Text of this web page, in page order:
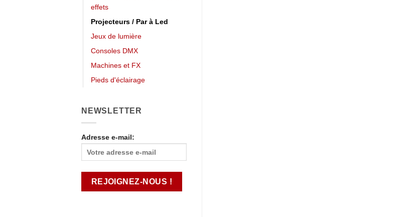
effets
Projecteurs / Par à Led
Jeux de lumière
Consoles DMX
Machines et FX
Pieds d'éclairage
NEWSLETTER
Adresse e-mail: